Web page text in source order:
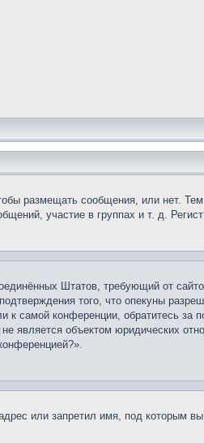
размещать сообщения, или нет.
участие в группах и т. д.
Штатов, требующий от
того, что опекуны
самой конференции, обратитесь за
является объектом юридических
или запретил имя, под которым